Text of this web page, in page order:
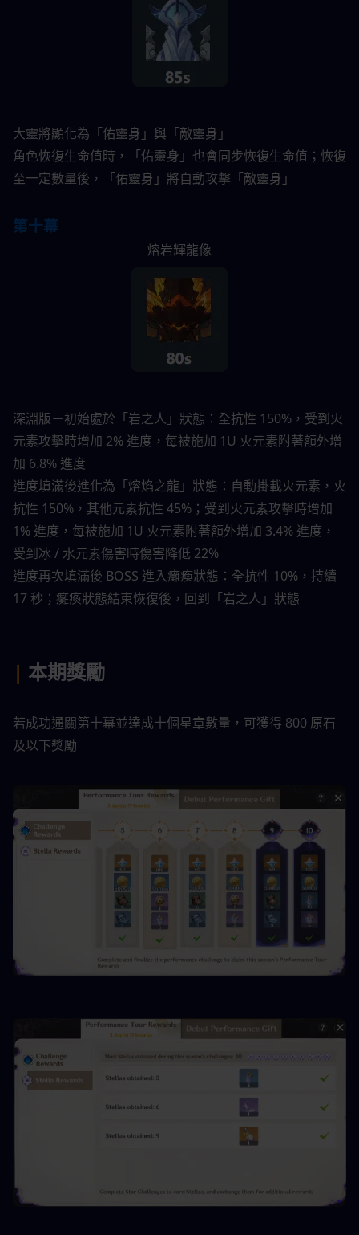
大靈將顯化為「佑靈身」與「敵靈身」
角色恢復生命值時，「佑靈身」也會同步恢復生命值；恢復
至一定數量後，「佑靈身」將自動攻擊「敵靈身」
第十幕
熔岩輝龍像
深淵版－初始處於「岩之人」狀態：全抗性 150%，受到火
元素攻擊時增加 2% 進度，每被施加 1U 火元素附著額外增
加 6.8% 進度
進度填滿後進化為「熔焰之龍」狀態：自動掛載火元素，火
抗性 150%，其他元素抗性 45%；受到火元素攻擊時增加
1% 進度，每被施加 1U 火元素附著額外增加 3.4% 進度，
受到冰 / 水元素傷害時傷害降低 22%
進度再次填滿後 BOSS 進入癱瘓狀態：全抗性 10%，持續
17 秒；癱瘓狀態結束恢復後，回到「岩之人」狀態
| 本期獎勵
若成功通關第十幕並達成十個星章數量，可獲得 800 原石
及以下獎勵